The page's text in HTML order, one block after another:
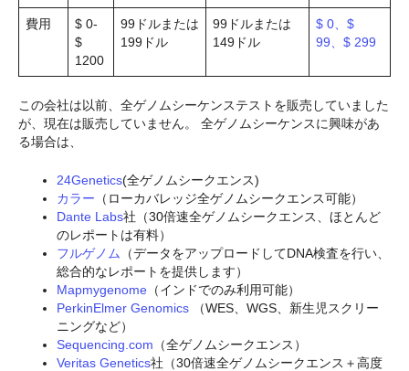
費用
$ 0-
$
1200
99ドルまたは
199ドル
99ドルまたは
149ドル
$ 0、$
99、$ 299
この会社は以前、全ゲノムシーケンステストを販売していました
が、現在は販売していません。 全ゲノムシーケンスに興味があ
る場合は、
24Genetics(全ゲノムシークエンス)
カラー （ローカバレッジ全ゲノムシークエンス可能）
Dante Labs社（30倍速全ゲノムシークエンス、ほとんど
のレポートは有料）
フルゲノム
（データをアップロードしてDNA検査を行い、
総合的なレポートを提供します）
Mapmygenome （インドでのみ利用可能）
PerkinElmer Genomics （WES、WGS、新生児スクリー
ニングなど）
Sequencing.com （全ゲノムシークエンス）
Veritas Genetics社（30倍速全ゲノムシークエンス＋高度